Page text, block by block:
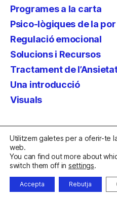
Programes a la carta
Psico-lògiques de la por
Regulació emocional
Solucions i Recursos
Tractament de
Una introducció
Visuals
Meta
Entra
Canal de les entrades
Canal dels comentaris
Utilitzem galetes per a oferir-te
web.
You can find out more about
switch them off in settings.
Accepta Rebutja